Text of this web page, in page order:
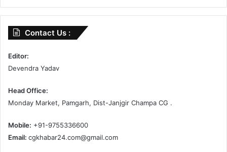
Contact Us :
Editor:
Devendra Yadav
Head Office:
Monday Market, Pamgarh, Dist-Janjgir Champa CG .
Mobile: +91-9755336600
Email: cgkhabar24.com@gmail.com